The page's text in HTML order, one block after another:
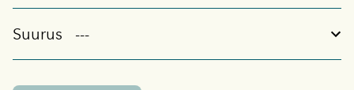
Suurus